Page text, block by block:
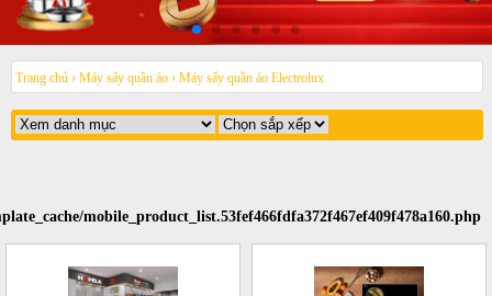
Trang chủ › Máy sấy quần áo › Máy sấy quần áo Electrolux
mobile_product_list.53fef466fdfa372f467ef409f478a160.php